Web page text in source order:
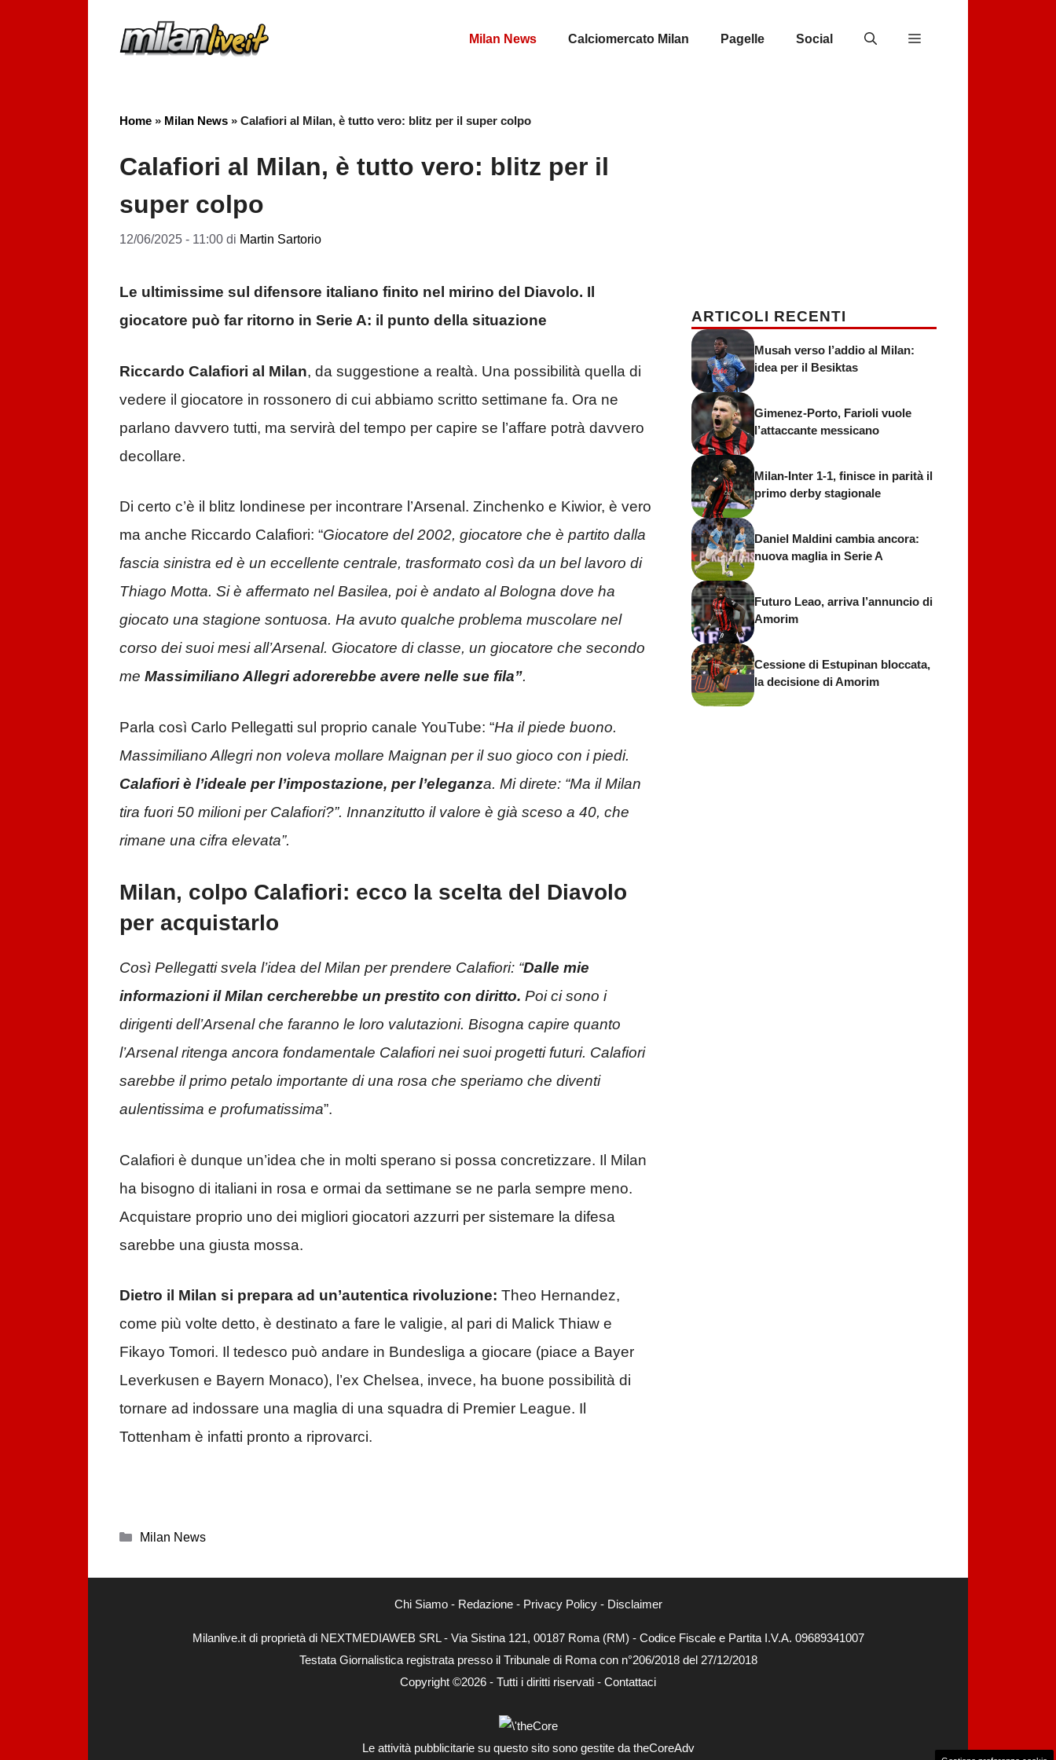
Milan News Calciomercato Milan Pagelle Social
Home » Milan News » Calafiori al Milan, è tutto vero: blitz per il super colpo
Calafiori al Milan, è tutto vero: blitz per il
super colpo
12/06/2025 - 11:00 di Martin Sartorio
Le ultimissime sul difensore italiano finito nel mirino del Diavolo. Il
giocatore può far ritorno in Serie A: il punto della situazione
Riccardo Calafiori al Milan, da suggestione a realtà. Una possibilità quella di
vedere il giocatore in rossonero di cui abbiamo scritto settimane fa. Ora ne
parlano davvero tutti, ma servirà del tempo per capire se l’affare potrà davvero
decollare.
Di certo c’è il blitz londinese per incontrare l’Arsenal. Zinchenko e Kiwior, è vero
ma anche Riccardo Calafiori: “Giocatore del 2002, giocatore che è partito dalla
fascia sinistra ed è un eccellente centrale, trasformato così da un bel lavoro di
Thiago Motta. Si è affermato nel Basilea, poi è andato al Bologna dove ha
giocato una stagione sontuosa. Ha avuto qualche problema muscolare nel
corso dei suoi mesi all’Arsenal. Giocatore di classe, un giocatore che secondo
me Massimiliano Allegri adorerebbe avere nelle sue fila”.
Parla così Carlo Pellegatti sul proprio canale YouTube: “Ha il piede buono.
Massimiliano Allegri non voleva mollare Maignan per il suo gioco con i piedi.
Calafiori è l’ideale per l’impostazione, per l’eleganza. Mi direte: “Ma il Milan
tira fuori 50 milioni per Calafiori?”. Innanzitutto il valore è già sceso a 40, che
rimane una cifra elevata”.
Milan, colpo Calafiori: ecco la scelta del Diavolo
per acquistarlo
Così Pellegatti svela l’idea del Milan per prendere Calafiori: “Dalle mie
informazioni il Milan cercherebbe un prestito con diritto. Poi ci sono i
dirigenti dell’Arsenal che faranno le loro valutazioni. Bisogna capire quanto
l’Arsenal ritenga ancora fondamentale Calafiori nei suoi progetti futuri. Calafiori
sarebbe il primo petalo importante di una rosa che speriamo che diventi
aulentissima e profumatissima”.
Calafiori è dunque un’idea che in molti sperano si possa concretizzare. Il Milan
ha bisogno di italiani in rosa e ormai da settimane se ne parla sempre meno.
Acquistare proprio uno dei migliori giocatori azzurri per sistemare la difesa
sarebbe una giusta mossa.
Dietro il Milan si prepara ad un’autentica rivoluzione: Theo Hernandez,
come più volte detto, è destinato a fare le valigie, al pari di Malick Thiaw e
Fikayo Tomori. Il tedesco può andare in Bundesliga a giocare (piace a Bayer
Leverkusen e Bayern Monaco), l’ex Chelsea, invece, ha buone possibilità di
tornare ad indossare una maglia di una squadra di Premier League. Il
Tottenham è infatti pronto a riprovarci.
Categorie
Milan News
ARTICOLI RECENTI
Musah verso l’addio al Milan:
idea per il Besiktas
Gimenez-Porto, Farioli vuole
l’attaccante messicano
Milan-Inter 1-1, finisce in parità il
primo derby stagionale
Daniel Maldini cambia ancora:
nuova maglia in Serie A
Futuro Leao, arriva l’annuncio di
Amorim
Cessione di Estupinan bloccata,
la decisione di Amorim
Chi Siamo- Redazione- Privacy Policy- Disclaimer
Milanlive.it di proprietà di NEXTMEDIAWEB SRL - Via Sistina 121, 00187 Roma (RM) - Codice Fiscale e Partita I.V.A. 09689341007
Testata Giornalistica registrata presso il Tribunale di Roma con n°206/2018 del 27/12/2018
Copyright ©2026 - Tutti i diritti riservati - Contattaci
Le attività pubblicitarie su questo sito sono gestite da theCoreAdv